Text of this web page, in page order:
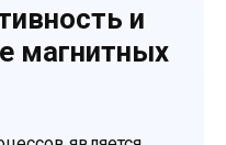
и
магнитных